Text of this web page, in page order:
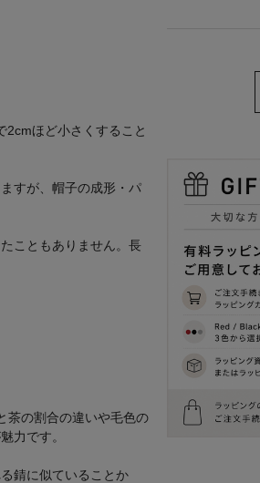
2cmほど小さくすること
すが、帽子の成形・パ
こともありません。長
茶の割合の違いや毛色の
力です。
錆に似ていることか